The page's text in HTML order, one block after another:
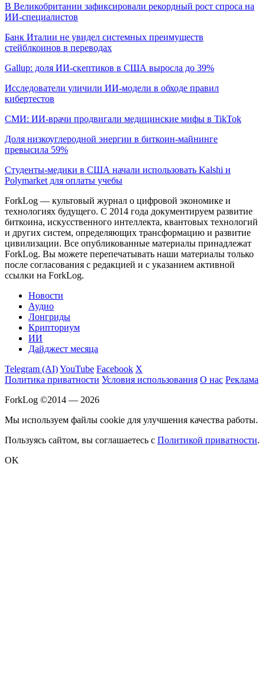
В Великобритании зафиксировали рекордный рост спроса на
ИИ-специалистов
Банк Италии не увидел системных преимуществ
стейблкоинов в переводах
Gallup: доля ИИ-скептиков в США выросла до 39%
Исследователи уличили ИИ-модели в обходе правил
кибертестов
СМИ: ИИ-врачи продвигали медицинские мифы в TikTok
Доля низкоуглеродной энергии в биткоин-майнинге
превысила 59%
Студенты-медики в США начали использовать Kalshi и
Polymarket для оплаты учебы
ForkLog — культовый журнал о цифровой экономике и
технологиях будущего. С 2014 года документируем развитие
биткоина, искусственного интеллекта, квантовых технологий
и других систем, определяющих трансформацию и развитие
цивилизации. Все опубликованные материалы принадлежат
ForkLog. Вы можете перепечатывать наши материалы только
после согласования с редакцией и с указанием активной
ссылки на ForkLog.
Новости
Аудио
Лонгриды
Крипториум
ИИ
Дайджест месяца
Telegram (AI)YouTube Facebook X
Политика приватности Условия использования О нас Реклама
ForkLog ©2014 — 2026
Мы используем файлы cookie для улучшения качества работы.
Пользуясь сайтом, вы соглашаетесь с Политикой приватности.
OK